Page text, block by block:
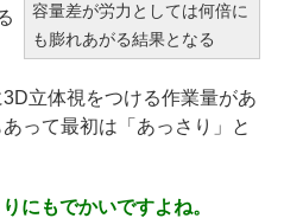
容量差が労力としては何倍に
も膨れあがる結果となる
立体視をつける作業量があ
って最初は「あっさり」と
にもでかいですよね。